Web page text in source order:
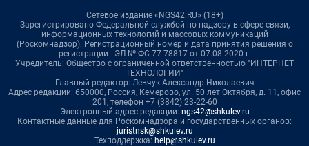
Сетевое издание «NGS42.RU» (18+)
Зарегистрировано Федеральной службой по надзору в сфере связи,
информационных технологий и массовых коммуникаций
(Роскомнадзор). Регистрационный номер и дата принятия решения о
регистрации - ЭЛ № ФС 77-78817 от 07.08.2020 г.
Учредитель: Общество с ограниченной ответственностью "ИНТЕРНЕТ
ТЕХНОЛОГИИ"
Главный редактор: Левчук Александр Николаевич
Адрес редакции: 650000, Россия, Кемерово, ул. 50 лет Октября, д. 11, офис
201, телефон +7 (3842) 23-22-60
Электронный адрес редакции: ngs42@shkulev.ru
Контактные данные для Роскомнадзора и государственных органов:
juristnsk@shkulev.ru
Техподдержка: help@shkulev.ru